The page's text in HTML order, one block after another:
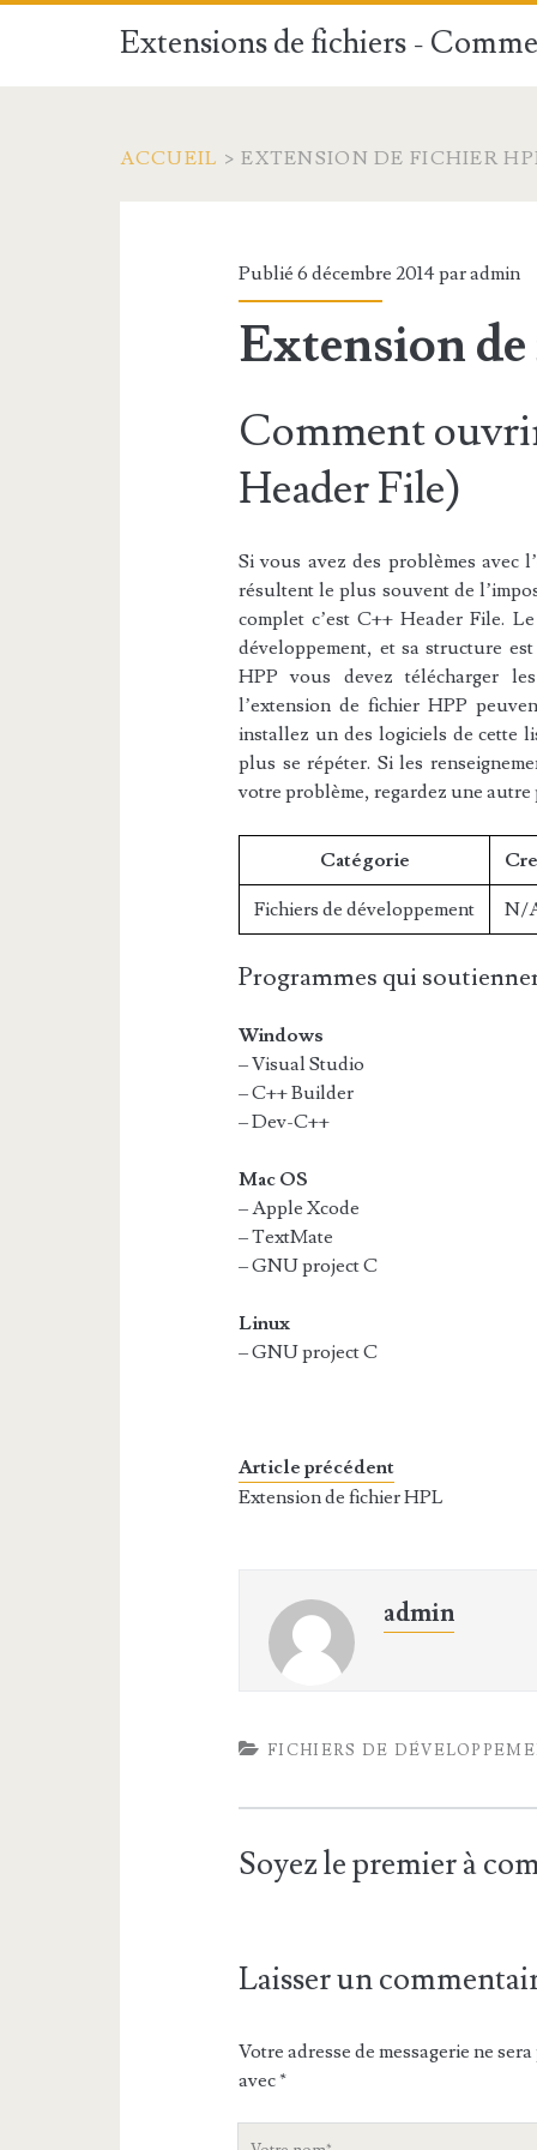
Extensions de fichiers -
ACCUEIL > EXTENSION DE FICHIER
Publié 6 décembre 2014 paradmin
Extension
Comment
Header File)
Si vous avez des problèmes avec
résultent le plus souvent de
complet c’est C++ Header File.
développement, et sa structure
HPP vous devez télécharger
l’extension de fichier HPP
installez un des logiciels de cette
plus se répéter. Si les
votre problème, regardez une autre
Catégorie
Fichiers de développement N/
Programmes qui
Windows
– Visual Studio
– C++ Builder
– Dev-C++
Mac OS
– Apple Xcode
– TextMate
– GNU project C
Linux
– GNU project C
Article précédent
Extension de fichier HPL
admin
FICHIERS DE
Soyez le premier à
Laisser un
Votre adresse de messagerie ne
avec*
V